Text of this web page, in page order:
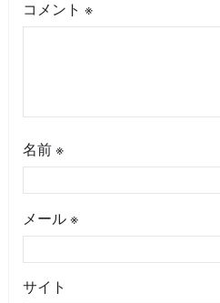
コメント ※
名前 ※
メール ※
サイト